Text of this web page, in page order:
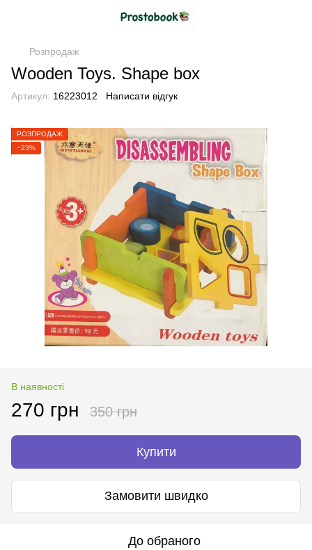
Розпродаж
Wooden Toys. Shape box
Артикул: 16223012 Написати відгук
РОЗПРОДАЖ
−23%
В наявності
270 грн 350 грн
Купити
Замовити швидко
До обраного